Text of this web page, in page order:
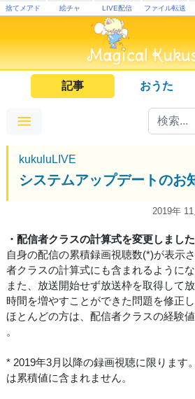
捨てメアド 絵チャ LIVE配信 ファイル転送
記事 おうた
kukuluLIVE
システムアップデートのお
2019年 11
・配信者クラスの計算式を変更しました
自身の配信の累積録画視聴数(*)が表示
者クラスの計算式にも含まれるようにな
また、放送開始せず放送枠を取得して
時間を増やすことができた問題を修正し
ほとんどの方は、配信者クラスの経験
。
* 2019年3月以降の録画視聴に限ります
は累積値に含まれません。